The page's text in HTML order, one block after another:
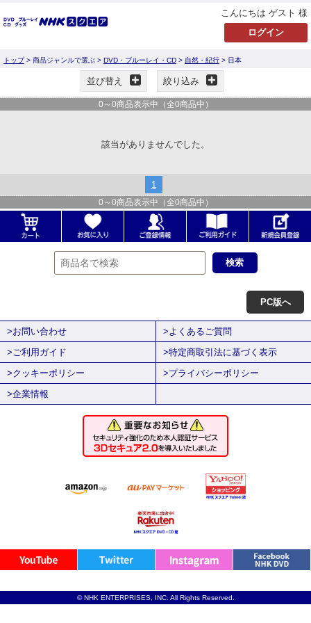
こんにちは ゲスト 様
トップ> 商品ジャンルで選ぶ > DVD・ブルーレイ・CD > 自然・紀行 > 日本
並び替え 絞り込み
0 ～ 0商品表示中（全0商品中）
該当がありませんでした。
1
0 ～ 0商品表示中（全0商品中）
PC版へ
>お問い合わせ
>よくあるご質問
>ご利用ガイド
>特定商取引法に基づく表示
>クッキーポリシー
>プライバシーポリシー
>企業情報
© NHK ENTERPRISES, INC. All Rights Reserved.